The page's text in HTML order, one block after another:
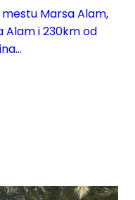
Marsa Alam,
Alam i 230km od